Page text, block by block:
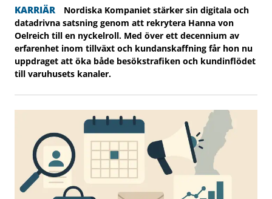
KARRIÄR
Nordiska Kompaniet stärker sin digitala och
datadrivna satsning genom att rekrytera Hanna von
Oelreich till en nyckelroll. Med över ett decennium av
erfarenhet inom tillväxt och kundanskaffning får hon nu
uppdraget att öka både besökstrafiken och kundinflödet
till varuhusets kanaler.